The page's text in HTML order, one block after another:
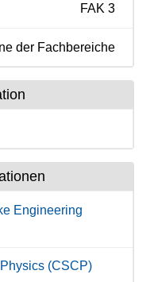
FAK 3
der Fachbereiche
Engineering
(CSCP)